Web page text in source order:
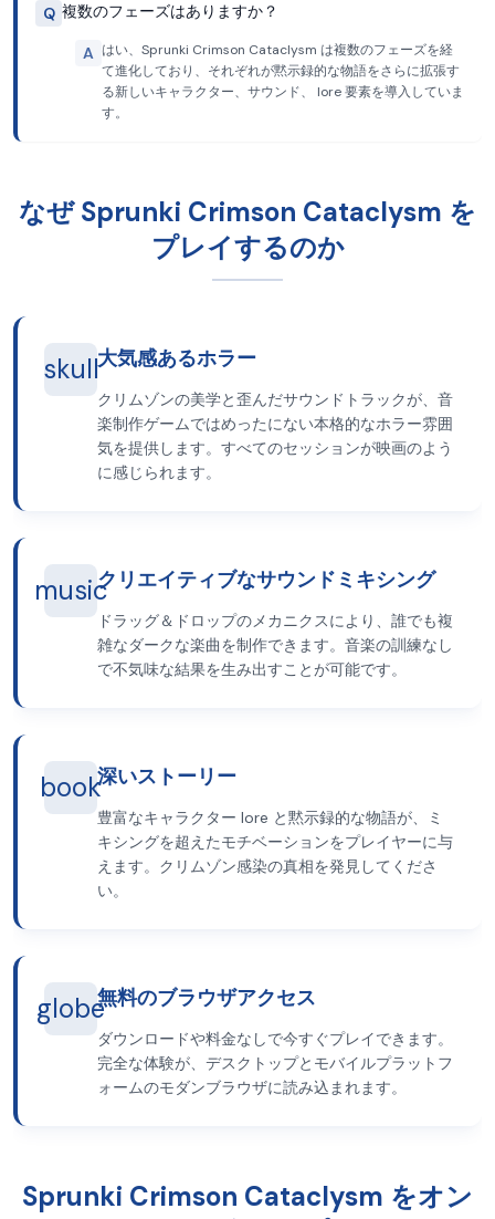
Q 複数のフェーズはありますか？
A はい、Sprunki Crimson Cataclysm は複数のフェーズを経
て進化しており、それぞれが黙示録的な物語をさらに拡張す
る新しいキャラクター、サウンド、 lore 要素を導入していま
す。
なぜ Sprunki Crimson Cataclysm を
プレイするのか
skull大気感あるホラー
クリムゾンの美学と歪んだサウンドトラックが、音
楽制作ゲームではめったにない本格的なホラー雰囲
気を提供します。すべてのセッションが映画のよう
に感じられます。
musicクリエイティブなサウンドミキシング
ドラッグ＆ドロップのメカニクスにより、誰でも複
雑なダークな楽曲を制作できます。音楽の訓練なし
で不気味な結果を生み出すことが可能です。
book深いストーリー
豊富なキャラクター lore と黙示録的な物語が、ミ
キシングを超えたモチベーションをプレイヤーに与
えます。クリムゾン感染の真相を発見してくださ
い。
globe無料のブラウザアクセス
ダウンロードや料金なしで今すぐプレイできます。
完全な体験が、デスクトップとモバイルプラットフ
ォームのモダンブラウザに読み込まれます。
Sprunki Crimson Cataclysm をオン